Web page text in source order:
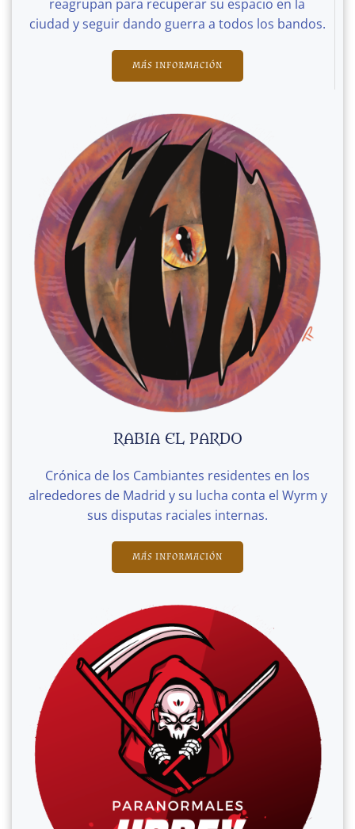
reagrupan para recuperar su espacio en la
ciudad y seguir dando guerra a todos los bandos.
MÁS INFORMACIÓN
RABIA EL PARDO
Crónica de los Cambiantes residentes en los
alrededores de Madrid y su lucha conta el Wyrm y
sus disputas raciales internas.
MÁS INFORMACIÓN